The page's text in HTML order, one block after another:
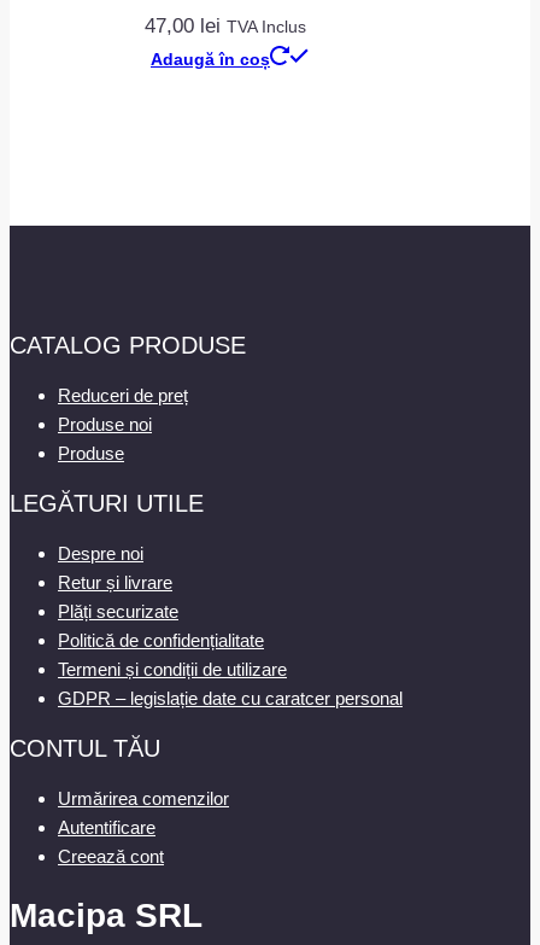
47,00 lei TVA Inclus
Adaugă în coș
CATALOG PRODUSE
Reduceri de preț
Produse noi
Produse
LEGĂTURI UTILE
Despre noi
Retur și livrare
Plăți securizate
Politică de confidențialitate
Termeni și condiții de utilizare
GDPR – legislație date cu caratcer personal
CONTUL TĂU
Urmărirea comenzilor
Autentificare
Creează cont
Macipa SRL